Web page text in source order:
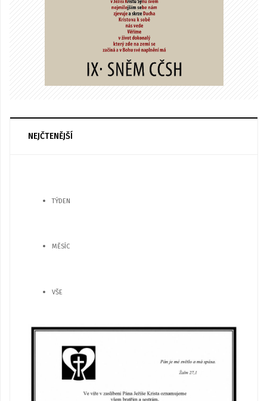
NEJČTENĚJŠÍ
TÝDEN
MĚSÍC
VŠE